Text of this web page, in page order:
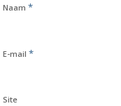
Naam *
E-mail *
Site